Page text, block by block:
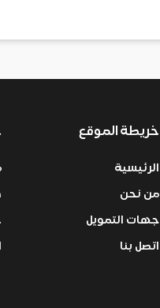
خريطة الموقع
الرئيسية
من نحن
جهات التمويل
اتصل بنا